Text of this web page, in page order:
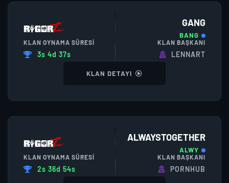
GANG
BANG
KLAN OYNAMA SÜRESI
3s 4d 37s
KLAN BAŞKANI
LENNART
KLAN DETAYI
ALWAYSTOGETHER
ALWY
KLAN OYNAMA SÜRESI
2s 36d 54s
KLAN BAŞKANI
PORNHUB